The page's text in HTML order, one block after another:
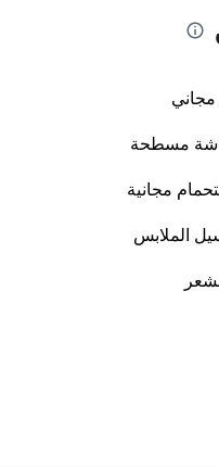
مسطحة
مجانية
الملابس